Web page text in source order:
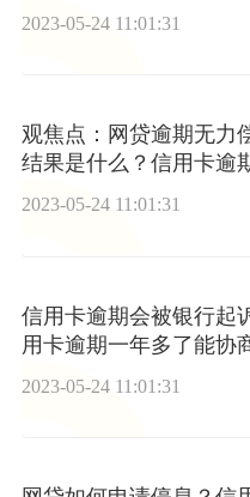
2023-05-24 11:01:31
观焦点：网贷逾期无力
结果是什么？信用卡逾
了怎么办?
2023-05-24 11:01:31
信用卡逾期会被银行起
用卡逾期一年多了能协
2023-05-24 11:01:31